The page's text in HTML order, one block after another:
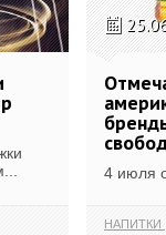
4 июля
НАПИТКИ